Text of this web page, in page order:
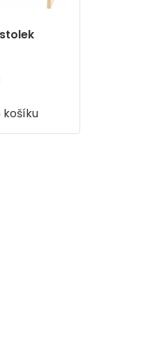
košíku